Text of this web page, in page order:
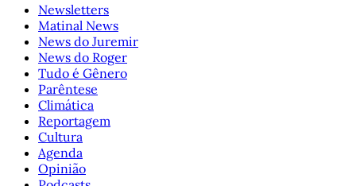
Newsletters
Matinal News
News do Juremir
News do Roger
Tudo é Gênero
Parêntese
Climática
Reportagem
Cultura
Agenda
Opinião